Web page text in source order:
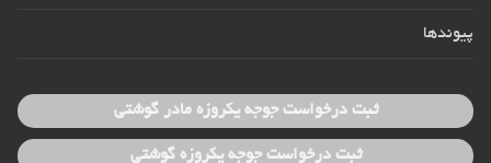
پیوندها
ثبت درخواست جوجه یکروزه مادر گوشتی
ثبت درخواست جوجه یکروزه گوشتی